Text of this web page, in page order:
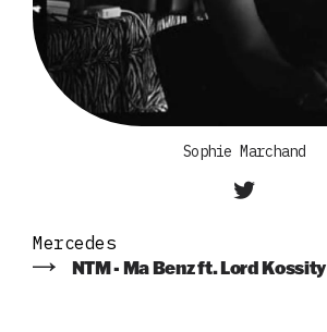
Sophie Marchand
Mercedes
NTM - Ma Benz ft. Lord Kossity